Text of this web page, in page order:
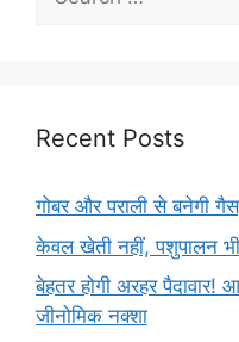
Recent Posts
गोबर और पराली से बनेगी
केवल खेती नहीं, पशुपालन
बेहतर होगी अरहर पैदावार!
जीनोमिक नक्शा